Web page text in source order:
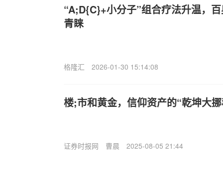
“A;D{C}+小分子”组合疗法升温，
青睐
格隆汇 2026-01-30 15:14:08
楼;市和黄金，信仰资产的“乾坤大
证券时报网 曹晨 2025-08-05 21:44